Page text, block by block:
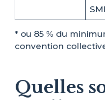
* ou 85 % du
convention
Quelles